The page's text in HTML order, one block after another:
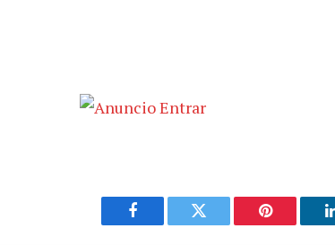
Facebook Twitter Pinterest